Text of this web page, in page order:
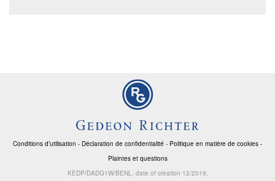
Conditions d’utilisation - Déclaration de confidentialité - Politique en matière de cookies -
Plaintes et questions
KEDP/DADG1W/BENL, date of creation 12/2019,